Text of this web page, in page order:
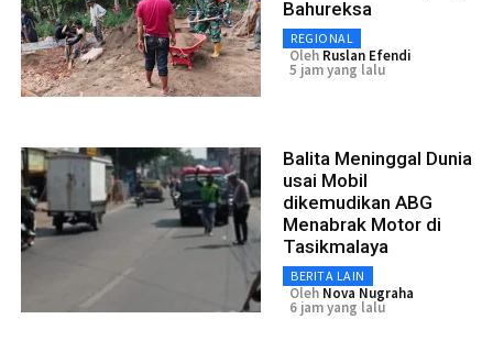
Bahureksa
REGIONAL
Oleh Ruslan Efendi
5 jam yang lalu
Balita Meninggal Dunia
usai Mobil
dikemudikan ABG
Menabrak Motor di
Tasikmalaya
BERITA LAIN
Oleh Nova Nugraha
6 jam yang lalu